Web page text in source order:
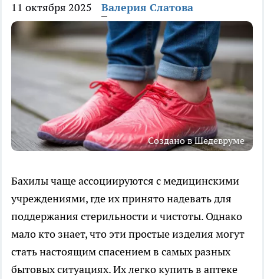
11 октября 2025 Валерия Слатова
Создано в Шедевруме
Бахилы чаще ассоциируются с медицинскими
учреждениями, где их принято надевать для
поддержания стерильности и чистоты. Однако
мало кто знает, что эти простые изделия могут
стать настоящим спасением в самых разных
бытовых ситуациях. Их легко купить в аптеке